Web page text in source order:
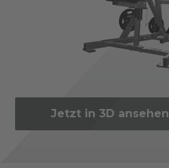
Jetzt in 3D ansehen